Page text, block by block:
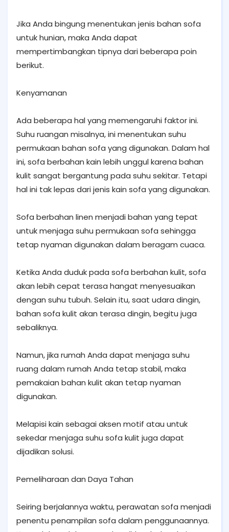
Jika Anda bingung menentukan jenis bahan sofa
untuk hunian, maka Anda dapat
mempertimbangkan tipnya dari beberapa poin
berikut.
Kenyamanan
Ada beberapa hal yang memengaruhi faktor ini.
Suhu ruangan misalnya, ini menentukan suhu
permukaan bahan sofa yang digunakan. Dalam hal
ini, sofa berbahan kain lebih unggul karena bahan
kulit sangat bergantung pada suhu sekitar. Tetapi
hal ini tak lepas dari jenis kain sofa yang digunakan.
Sofa berbahan linen menjadi bahan yang tepat
untuk menjaga suhu permukaan sofa sehingga
tetap nyaman digunakan dalam beragam cuaca.
Ketika Anda duduk pada sofa berbahan kulit, sofa
akan lebih cepat terasa hangat menyesuaikan
dengan suhu tubuh. Selain itu, saat udara dingin,
bahan sofa kulit akan terasa dingin, begitu juga
sebaliknya.
Namun, jika rumah Anda dapat menjaga suhu
ruang dalam rumah Anda tetap stabil, maka
pemakaian bahan kulit akan tetap nyaman
digunakan.
Melapisi kain sebagai aksen motif atau untuk
sekedar menjaga suhu sofa kulit juga dapat
dijadikan solusi.
Pemeliharaan dan Daya Tahan
Seiring berjalannya waktu, perawatan sofa menjadi
penentu penampilan sofa dalam penggunaannya.